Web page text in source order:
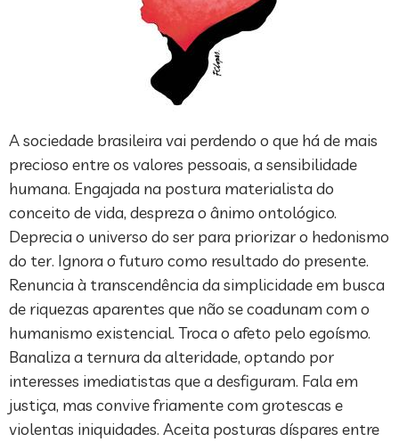
A sociedade brasileira vai perdendo o que há de mais
precioso entre os valores pessoais, a sensibilidade
humana. Engajada na postura materialista do
conceito de vida, despreza o ânimo ontológico.
Deprecia o universo do ser para priorizar o hedonismo
do ter. Ignora o futuro como resultado do presente.
Renuncia à transcendência da simplicidade em busca
de riquezas aparentes que não se coadunam com o
humanismo existencial. Troca o afeto pelo egoísmo.
Banaliza a ternura da alteridade, optando por
interesses imediatistas que a desfiguram. Fala em
justiça, mas convive friamente com grotescas e
violentas iniquidades. Aceita posturas díspares entre